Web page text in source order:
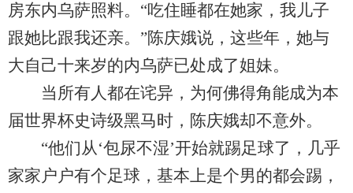
房东内乌萨照料。“吃住睡都在她家，我儿子
跟她比跟我还亲。”陈庆娥说，这些年，她与
大自己十来岁的内乌萨已处成了姐妹。
当所有人都在诧异，为何佛得角能成为本
届世界杯史诗级黑马时，陈庆娥却不意外。
“他们从‘包尿不湿’开始就踢足球了，几乎
家家户户有个足球，基本上是个男的都会踢，